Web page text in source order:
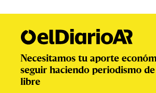
Necesitamos tu aporte
seguir haciendo periodismo de
libre